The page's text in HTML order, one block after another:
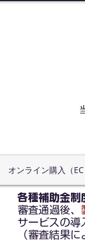
オンライン購入（EC
各種補助金制
審査通過後、
サービスの導
（審査結果